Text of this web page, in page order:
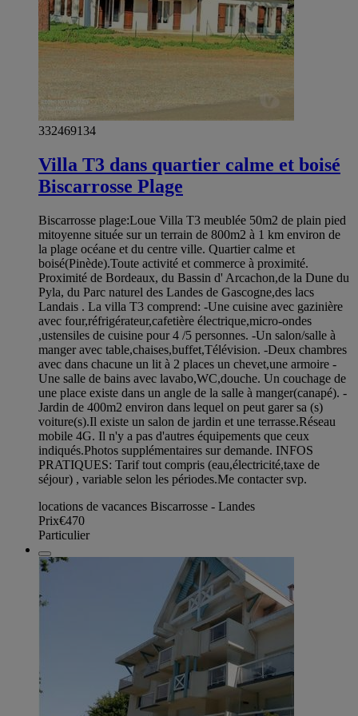
332469134
Villa T3 dans quartier calme et boisé
Biscarrosse Plage
Biscarrosse plage:Loue Villa T3 meublée 50m2 de plain pied
mitoyenne située sur un terrain de 800m2 à 1 km environ de
la plage océane et du centre ville. Quartier calme et
boisé(Pinède).Toute activité et commerce à proximité.
Proximité de Bordeaux, du Bassin d' Arcachon,de la Dune du
Pyla, du Parc naturel des Landes de Gascogne,des lacs
Landais . La villa T3 comprend: -Une cuisine avec gazinière
avec four,réfrigérateur,cafetière électrique,micro-ondes
,ustensiles de cuisine pour 4 /5 personnes. -Un salon/salle à
manger avec table,chaises,buffet,Télévision. -Deux chambres
avec dans chacune un lit à 2 places un chevet,une armoire -
Une salle de bains avec lavabo,WC,douche. Un couchage de
une place existe dans un angle de la salle à manger(canapé). -
Jardin de 400m2 environ dans lequel on peut garer sa (s)
voiture(s).Il existe un salon de jardin et une terrasse.Réseau
mobile 4G. Il n'y a pas d'autres équipements que ceux
indiqués.Photos supplémentaires sur demande. INFOS
PRATIQUES: Tarif tout compris (eau,électricité,taxe de
séjour) , variable selon les périodes.Me contacter svp.
locations de vacances Biscarrosse - Landes
Prix€470
Particulier